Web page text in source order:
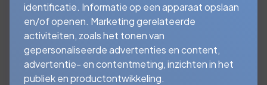
Bescherm uw inboedel
tegen de vele risico's!
identificatie. Informatie op een apparaat opslaan
en/of openen. Marketing gerelateerde
activiteiten, zoals het tonen van
gepersonaliseerde advertenties en content,
advertentie- en contentmeting, inzichten in het
publiek en productontwikkeling.